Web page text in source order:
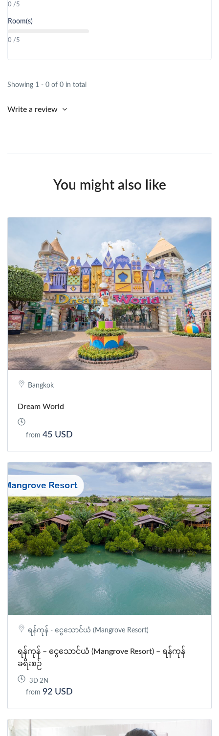
0 /5
Room(s)
0 /5
Showing 1 - 0 of 0 in total
Write a review
You might also like
Bangkok
Dream World
from 45 USD
ရန်ကုန် - ငွေသောင်ယံ (Mangrove Resort)
ရန်ကုန် – ငွေသောင်ယံ (Mangrove Resort) – ရန်ကုန်
ခရီးစဉ်
3D 2N
from 92 USD